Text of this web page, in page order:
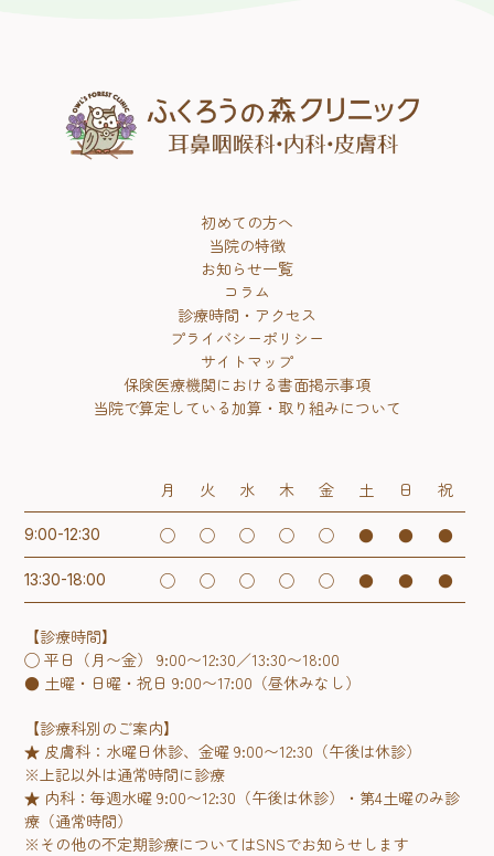
初めての方へ
当院の特徴
お知らせ一覧
コラム
診療時間・アクセス
プライバシーポリシー
サイトマップ
保険医療機関における書面掲示事項
当院で算定している加算・取り組みについて
月 火 水 木 金 土 日 祝
9:00-12:30 ◯ ◯ ◯ ◯ ◯ ● ● ●
13:30-18:00 ◯ ◯ ◯ ◯ ◯ ● ● ●
【診療時間】
◯ 平日（月〜金） 9:00〜12:30／13:30〜18:00
● 土曜・日曜・祝日 9:00〜17:00（昼休みなし）
【診療科別のご案内】
★ 皮膚科：水曜日休診、金曜 9:00〜12:30（午後は休診）
※上記以外は通常時間に診療
★ 内科：毎週水曜 9:00〜12:30（午後は休診）・第4土曜のみ診
療（通常時間）
※その他の不定期診療についてはSNSでお知らせします